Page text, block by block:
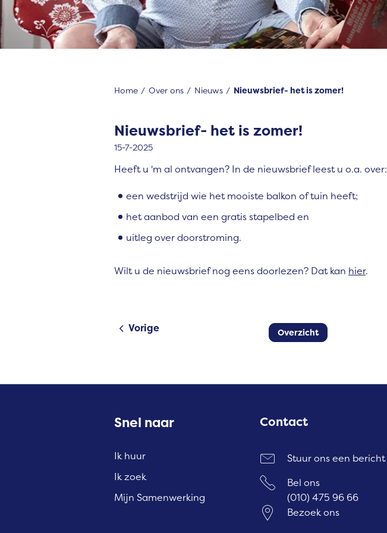
Home Over ons Nieuws Nieuwsbrief- het is zomer!
Nieuwsbrief- het is zomer!
15-7-2025
Heeft u 'm al ontvangen? In de nieuwsbrief leest u o.a. over:
een wedstrijd wie het mooiste balkon of tuin heeft;
het aanbod van een gratis stapelbed en
uitleg over doorstroming.
Wilt u de nieuwsbrief nog eens doorlezen? Dat kan hier.
Overzicht
Vorige
Contactinformatie
Snel naar
Ik huur
Ik zoek
Mijn Samenwerking
Contact
Stuur ons een bericht
Bel ons
(010) 475 96 66
Bezoek ons